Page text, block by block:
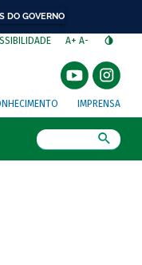
DO GOVERNO
A+ A-
IMPRENSA